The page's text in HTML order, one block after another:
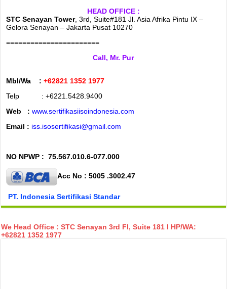
HEAD OFFICE :
STC Senayan Tower, 3rd, Suite#181 Jl. Asia Afrika Pintu IX –
Gelora Senayan – Jakarta Pusat 10270
=======================
Call, Mr. Pur
Mbl/Wa :+62821 1352 1977
Telp : +6221.5428.9400
Web :www.sertifikasiisoindonesia.com
Email : iss.isosertifikasi@gmail.com
NO NPWP : 75.567.010.6-077.000
Acc No : 5005 .3002.47
PT. Indonesia Sertifikasi Standar
We Head Office : STC Senayan 3rd Fl, Suite 181 I HP/WA:
+62821 1352 1977